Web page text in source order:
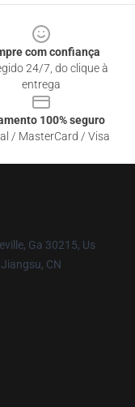
com confiança
24/7, do clique à
entrega
100% seguro
/ MasterCard / Visa
Ga 30215, Us
CN